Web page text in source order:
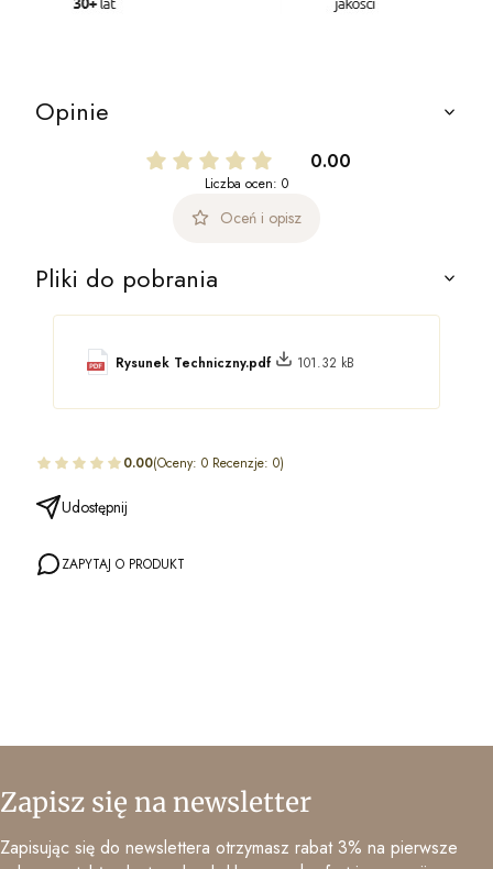
Opinie
0.00
Liczba ocen: 0
Oceń i opisz
Pliki do pobrania
Rysunek Techniczny.pdf 101.32 kB
0.00(Oceny: 0 Recenzje: 0)
Udostępnij
ZAPYTAJ O PRODUKT
Zapisz się na newsletter
Zapisując się do newslettera otrzymasz rabat 3% na pierwsze